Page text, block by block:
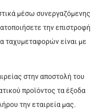
μέσω συνεργαζόμενης
την επιστροφή
ταχυμεταφορών είναι με
στην αποστολή του
προϊόντος τα έξοδα
την εταιρεία μας.